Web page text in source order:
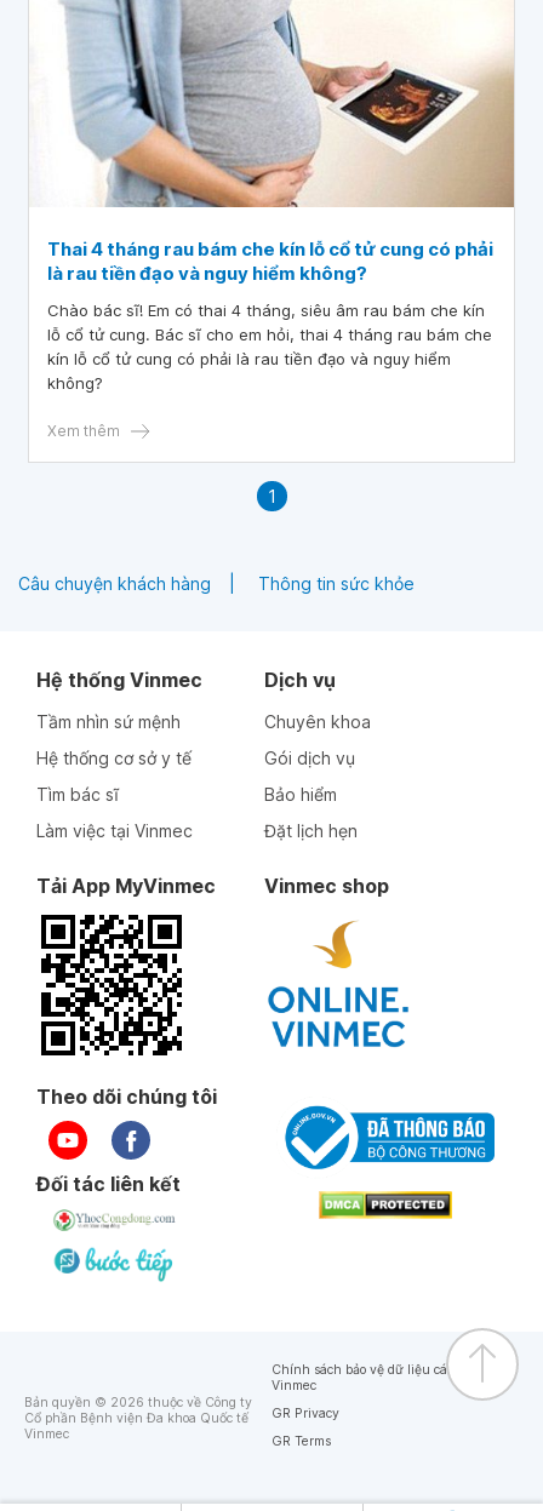
Thai 4 tháng rau bám che kín lỗ cổ tử cung có phải
là rau tiền đạo và nguy hiểm không?
Chào bác sĩ! Em có thai 4 tháng, siêu âm rau bám che kín
lỗ cổ tử cung. Bác sĩ cho em hỏi, thai 4 tháng rau bám che
kín lỗ cổ tử cung có phải là rau tiền đạo và nguy hiểm
không?
Xem thêm
1
Câu chuyện khách hàng Thông tin sức khỏe
Hệ thống Vinmec
Tầm nhìn sứ mệnh
Hệ thống cơ sở y tế
Tìm bác sĩ
Làm việc tại Vinmec
Dịch vụ
Chuyên khoa
Gói dịch vụ
Bảo hiểm
Đặt lịch hẹn
Tải App MyVinmec Vinmec shop
Theo dõi chúng tôi
Đối tác liên kết
Bản quyền © 2026 thuộc về Công ty
Cổ phần Bệnh viện Đa khoa Quốc tế
Vinmec
Chính sách bảo vệ dữ liệu cá nhân của
Vinmec
GR Privacy
GR Terms